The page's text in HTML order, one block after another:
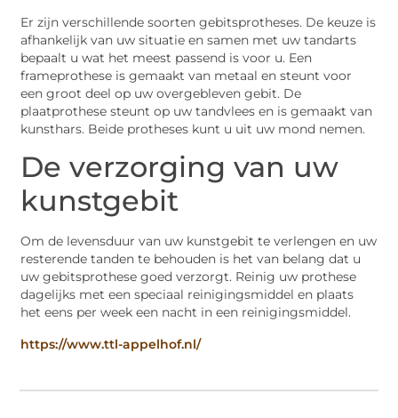
Er zijn verschillende soorten gebitsprotheses. De keuze is
afhankelijk van uw situatie en samen met uw tandarts
bepaalt u wat het meest passend is voor u. Een
frameprothese is gemaakt van metaal en steunt voor
een groot deel op uw overgebleven gebit. De
plaatprothese steunt op uw tandvlees en is gemaakt van
kunsthars. Beide protheses kunt u uit uw mond nemen.
De verzorging van uw
kunstgebit
Om de levensduur van uw kunstgebit te verlengen en uw
resterende tanden te behouden is het van belang dat u
uw gebitsprothese goed verzorgt. Reinig uw prothese
dagelijks met een speciaal reinigingsmiddel en plaats
het eens per week een nacht in een reinigingsmiddel.
https://www.ttl-appelhof.nl/